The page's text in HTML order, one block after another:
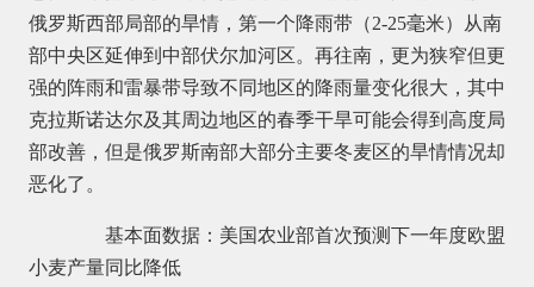
俄罗斯西部局部的旱情，第一个降雨带（2-25毫米）从南
部中央区延伸到中部伏尔加河区。再往南，更为狭窄但更
强的阵雨和雷暴带导致不同地区的降雨量变化很大，其中
克拉斯诺达尔及其周边地区的春季干旱可能会得到高度局
部改善，但是俄罗斯南部大部分主要冬麦区的旱情情况却
恶化了。
基本面数据：美国农业部首次预测下一年度欧盟
小麦产量同比降低